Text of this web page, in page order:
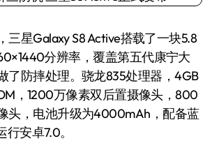
星Galaxy S8 Active搭载了一块5.8
分辨率，覆盖第五代康宁大
了防摔处理。骁龙835处理器，4GB
，1200万像素双后置摄像头，800
头，电池升级为4000mAh，配备蓝
行安卓7.0。